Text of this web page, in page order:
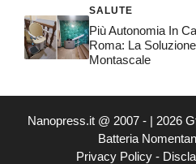
SALUTE
Più Autonomia In
Roma: La Soluzione
Montascale
Nanopress.it @ 2007 - | 2026
Batteria
Privacy Policy -